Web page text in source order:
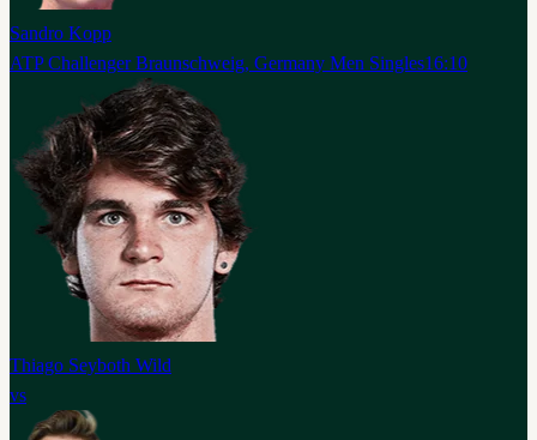
Sandro Kopp
ATP Challenger Braunschweig, Germany Men Singles16:10
Thiago Seyboth Wild
vs